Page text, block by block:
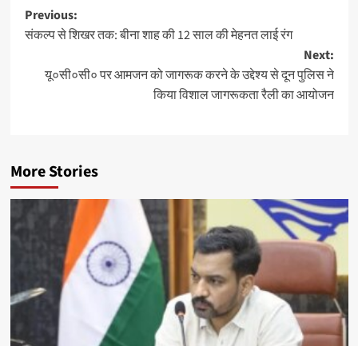
Post
navigation
Previous:
संकल्प से शिखर तक: बीना शाह की 12 साल की मेहनत लाई रंग
Next:
यू०सी०सी० पर आमजन को जागरूक करने के उद्देश्य से दून पुलिस ने
किया विशाल जागरूकता रैली का आयोजन
More Stories